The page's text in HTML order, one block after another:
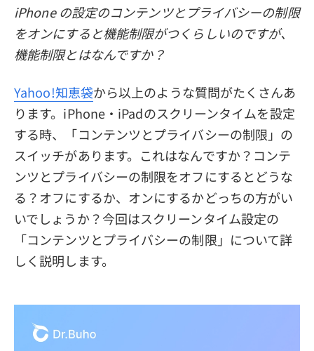
プライバシーポリシー
利用規約
返金について
iPhone の設定のコンテンツとプライバシーの制限
をオンにすると機能制限がつくらしいのですが、
機能制限とはなんですか？
Yahoo!知恵袋から以上のような質問がたくさんあ
ります。iPhone・iPadのスクリーンタイムを設定
する時、「コンテンツとプライバシーの制限」の
スイッチがあります。これはなんですか？コンテ
ンツとプライバシーの制限をオフにするとどうな
る？オフにするか、オンにするかどっちの方がい
いでしょうか？今回はスクリーンタイム設定の
「コンテンツとプライバシーの制限」について詳
しく説明します。